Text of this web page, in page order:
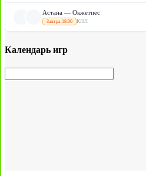
Астана — Окжетпес
Завтра 18:00 КПЛ
Календарь игр